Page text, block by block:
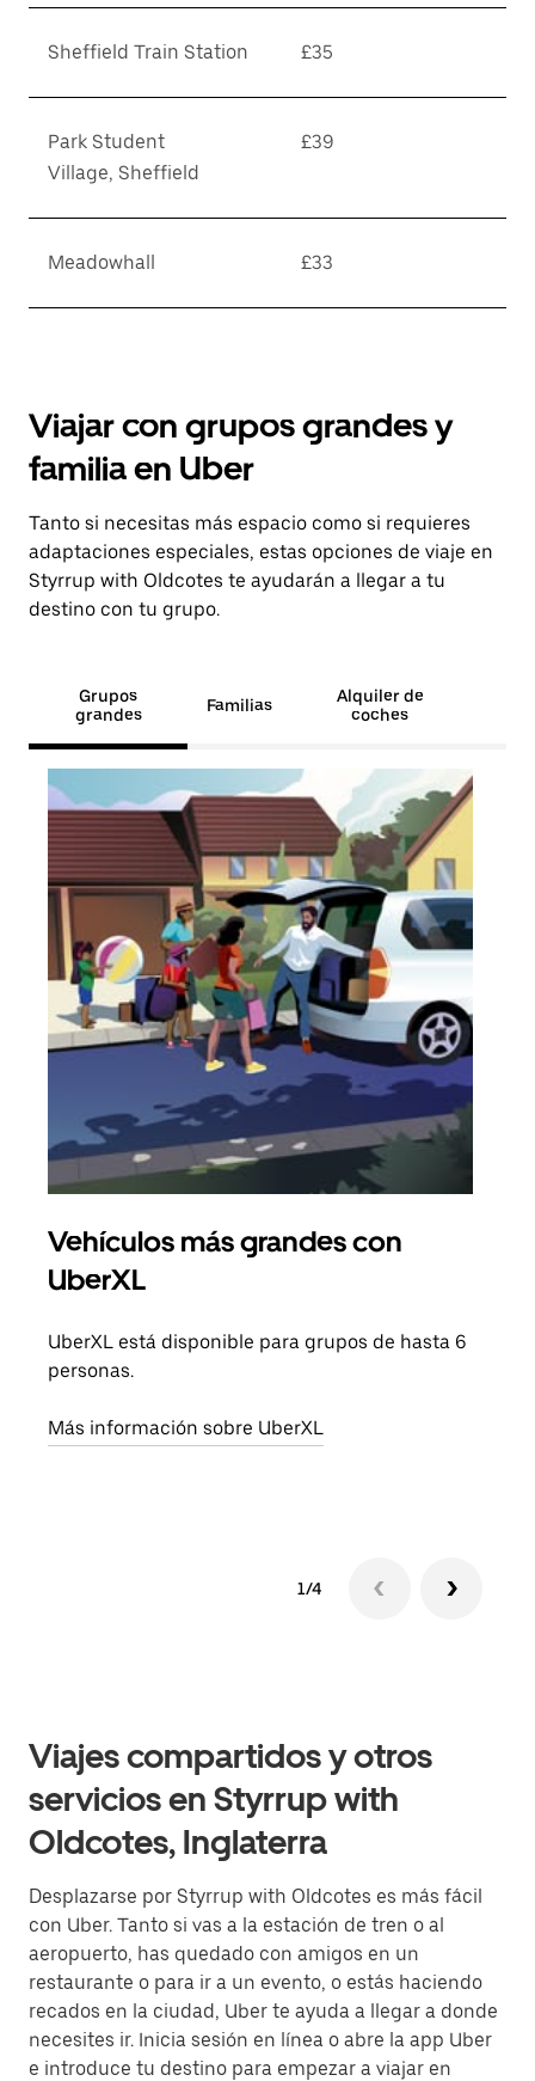
Sheffield Train Station £35
Park Student
Village, Sheffield
£39
Meadowhall £33
Viajar con grupos grandes y
familia en Uber
Tanto si necesitas más espacio como si requieres
adaptaciones especiales, estas opciones de viaje en
Styrrup with Oldcotes te ayudarán a llegar a tu
destino con tu grupo.
Grupos
grandes
Familias
Alquiler de
coches
Vehículos más grandes con
UberXL
UberXL está disponible para grupos de hasta 6
personas.
Más información sobre UberXL
1/4
Viajes compartidos y otros
servicios en Styrrup with
Oldcotes, Inglaterra
Desplazarse por Styrrup with Oldcotes es más fácil
con Uber. Tanto si vas a la estación de tren o al
aeropuerto, has quedado con amigos en un
restaurante o para ir a un evento, o estás haciendo
recados en la ciudad, Uber te ayuda a llegar a donde
necesites ir. Inicia sesión en línea o abre la app Uber
e introduce tu destino para empezar a viajar en